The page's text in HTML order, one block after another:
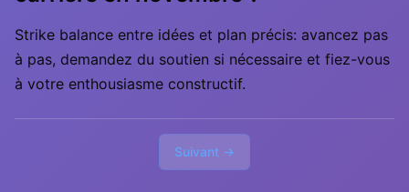
Strike balance entre idées et plan précis: avancez pas
à pas, demandez du soutien si nécessaire et fiez-vous
à votre enthousiasme constructif.
Suivant →